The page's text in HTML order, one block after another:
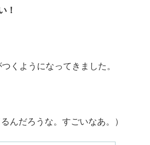
！
くようになってきました。
んだろうな。すごいなあ。）